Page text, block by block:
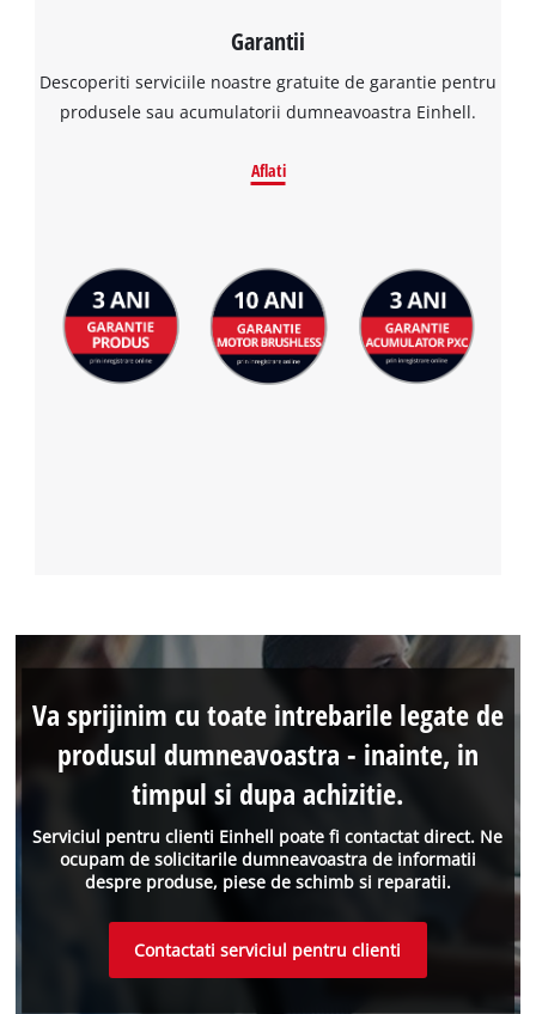
Garantii
Descoperiti serviciile noastre gratuite de garantie pentru
produsele sau acumulatorii dumneavoastra Einhell.
Aflati
Serviciul pentru clienti Einhell poate fi contactat direct. Ne
ocupam de solicitarile dumneavoastra de informatii
despre produse, piese de schimb si reparatii.
Va sprijinim cu toate intrebarile legate de
produsul dumneavoastra - inainte, in
timpul si dupa achizitie.
Contactati serviciul pentru clienti